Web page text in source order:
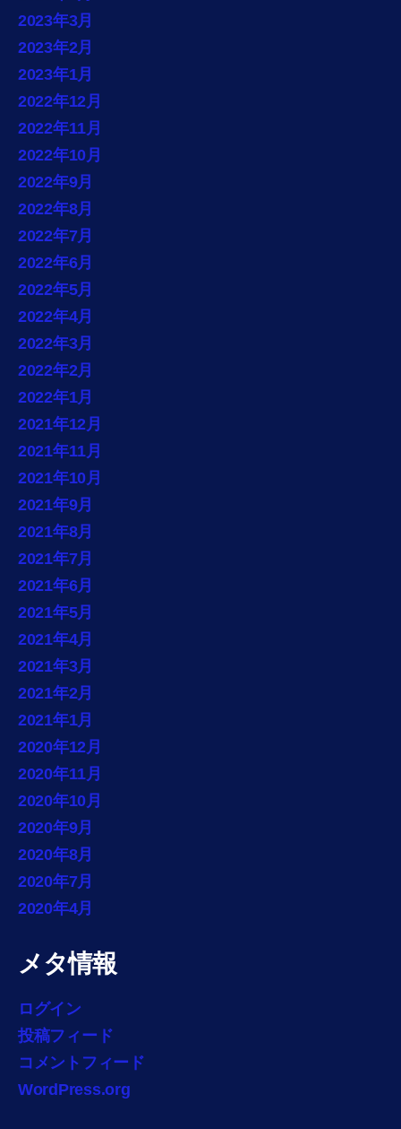
2023年3月
2023年2月
2023年1月
2022年12月
2022年11月
2022年10月
2022年9月
2022年8月
2022年7月
2022年6月
2022年5月
2022年4月
2022年3月
2022年2月
2022年1月
2021年12月
2021年11月
2021年10月
2021年9月
2021年8月
2021年7月
2021年6月
2021年5月
2021年4月
2021年3月
2021年2月
2021年1月
2020年12月
2020年11月
2020年10月
2020年9月
2020年8月
2020年7月
2020年4月
メタ情報
ログイン
投稿フィード
コメントフィード
WordPress.org